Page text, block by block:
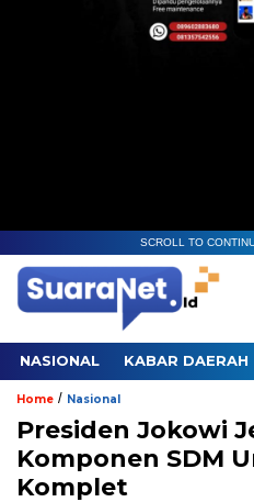
SCROLL TO
NASIONAL KABAR DAERAH
Home / Nasional
Presiden Jokowi
Komponen SDM
Komplet